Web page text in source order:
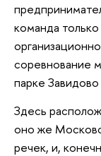
команда
соревнование
парке
Здесь
оно же
речек, и,